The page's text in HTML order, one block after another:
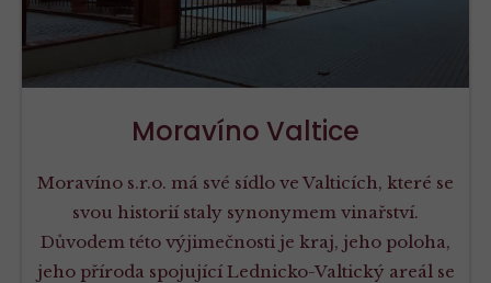
Moravíno Valtice
Moravíno s.r.o. má své sídlo ve Valticích, které se
svou historií staly synonymem vinařství.
Důvodem této výjimečnosti je kraj, jeho poloha,
jeho příroda spojující Lednicko-Valtický areál se